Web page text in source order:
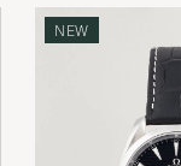
NEW